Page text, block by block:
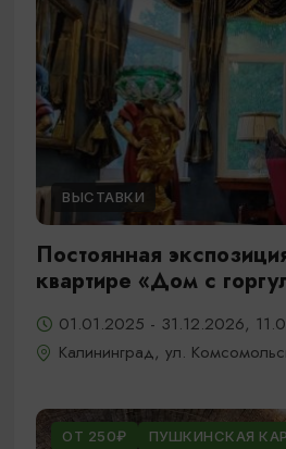
ВЫСТАВКИ
Постоянная
квартире «Дом с
01.01.2025 - 31.12.2026,
Калининград, ул.
ОТ 250₽ ПУШКИНСКАЯ